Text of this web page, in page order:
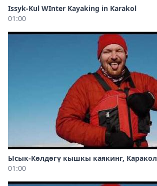
Issyk-Kul WInter Kayaking in Karakol
01:00
Ысык-Көлдөгү кышкы каякинг, Каракол
01:00